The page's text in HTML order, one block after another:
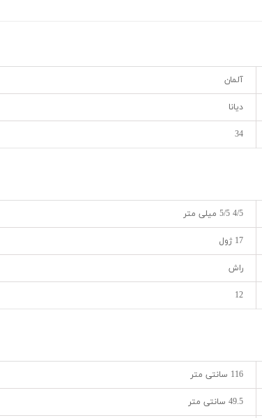
آلمان
دیانا
34
4/5 5/5 میلی متر
17 ژول
راش
12
116 سانتی متر
49.5 سانتی متر